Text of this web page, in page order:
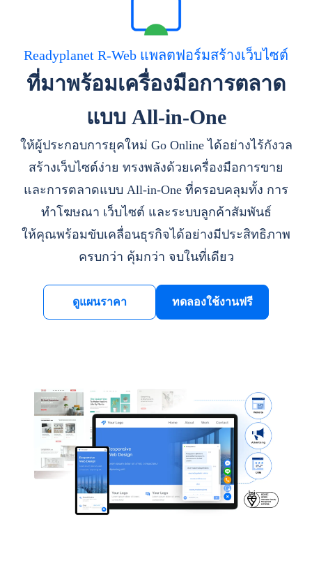
Readyplanet R-Web แพลตฟอร์มสร้างเว็บไซต์
ที่มาพร้อมเครื่องมือการตลาด
แบบ All-in-One
ให้ผู้ประกอบการยุคใหม่ Go Online ได้อย่างไร้กังวล
สร้างเว็บไซต์ง่าย ทรงพลังด้วยเครื่องมือการขาย
และการตลาดแบบ All-in-One ที่ครอบคลุมทั้ง การ
ทำโฆษณา เว็บไซต์ และระบบลูกค้าสัมพันธ์
ให้คุณพร้อมขับเคลื่อนธุรกิจได้อย่างมีประสิทธิภาพ
ครบกว่า คุ้มกว่า จบในที่เดียว
ดูแผนราคา ทดลองใช้งานฟรี